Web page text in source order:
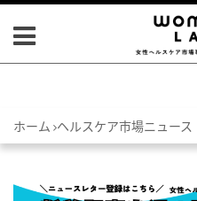
ホーム ヘルスケア市場ニュース